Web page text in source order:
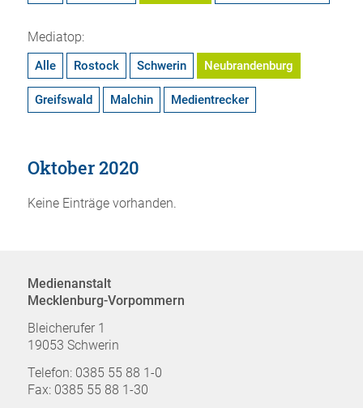
Mediatop:
Alle Rostock Schwerin Neubrandenburg
Greifswald Malchin Medientrecker
Oktober 2020
Keine Einträge vorhanden.
Medienanstalt
Mecklenburg-Vorpommern
Bleicherufer 1
19053 Schwerin
Telefon: 0385 55 88 1-0
Fax: 0385 55 88 1-30